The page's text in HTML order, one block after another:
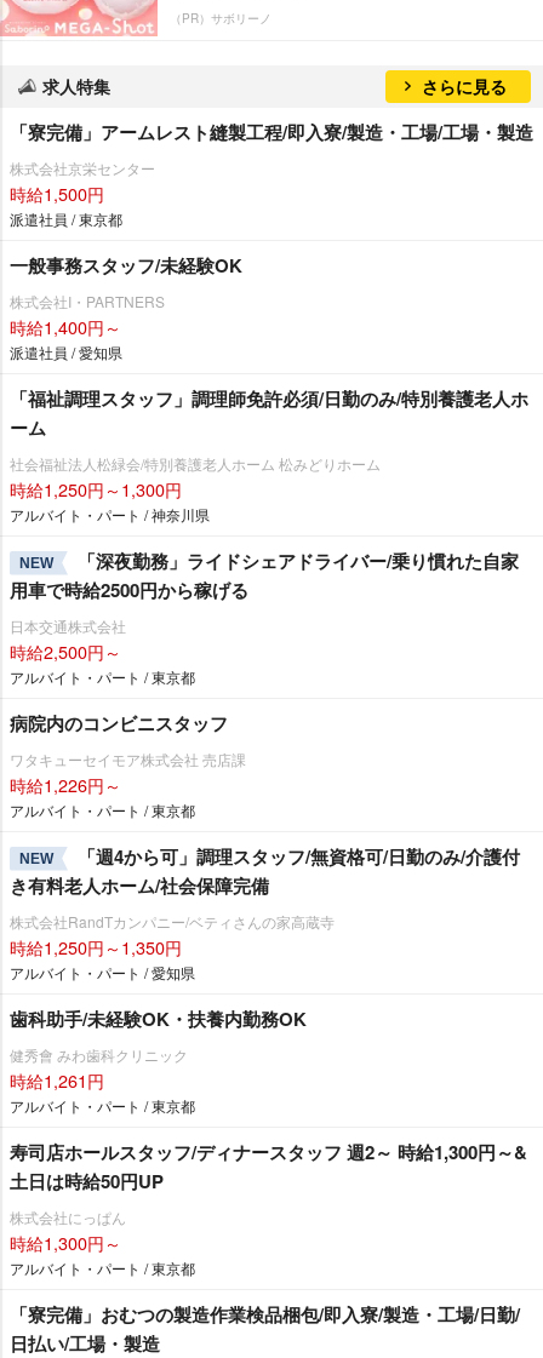
（PR）サボリーノ
求人特集 さらに見る
「寮完備」アームレスト縫製工程/即入寮/製造・工場/工場・製造
株式会社京栄センター
時給1,500円
派遣社員 / 東京都
一般事務スタッフ/未経験OK
株式会社I・PARTNERS
時給1,400円～
派遣社員 / 愛知県
「福祉調理スタッフ」調理師免許必須/日勤のみ/特別養護老人ホ
ーム
社会福祉法人松緑会/特別養護老人ホーム 松みどりホーム
時給1,250円～1,300円
アルバイト・パート / 神奈川県
NEW
「深夜勤務」ライドシェアドライバー/乗り慣れた自家
用車で時給2500円から稼げる
日本交通株式会社
時給2,500円～
アルバイト・パート / 東京都
病院内のコンビニスタッフ
ワタキューセイモア株式会社 売店課
時給1,226円～
アルバイト・パート / 東京都
NEW
「週4から可」調理スタッフ/無資格可/日勤のみ/介護付
き有料老人ホーム/社会保障完備
株式会社RandTカンパニー/ベティさんの家高蔵寺
時給1,250円～1,350円
アルバイト・パート / 愛知県
歯科助手/未経験OK・扶養内勤務OK
健秀會 みわ歯科クリニック
時給1,261円
アルバイト・パート / 東京都
寿司店ホールスタッフ/ディナースタッフ 週2～ 時給1,300円～&
土日は時給50円UP
株式会社にっぱん
時給1,300円～
アルバイト・パート / 東京都
「寮完備」おむつの製造作業検品梱包/即入寮/製造・工場/日勤/
日払い/工場・製造